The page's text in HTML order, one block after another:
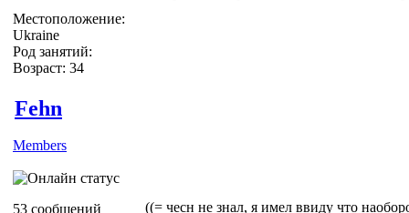
Местоположение:
Ukraine
Род занятий:
Возраст: 34
Fehn
Members
53 сообщений ((= чесн не знал, я имел ввиду что